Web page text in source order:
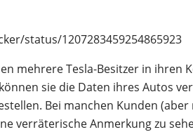
status/1207283459254865923
mehrere Tesla-Besitzer in ihren
sie die Daten ihres Autos
Bei manchen Kunden
verräterische Anmerkung zu